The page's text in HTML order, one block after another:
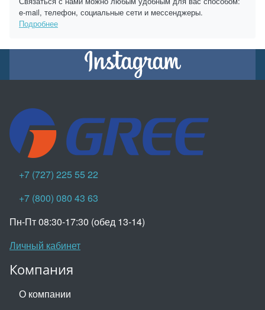
e-mail, телефон, социальные сети и мессенджеры.
Подробнее
+7 (727) 225 55 22
+7 (800) 080 43 63
Пн-Пт 08:30-17:30 (обед 13-14)
Личный кабинет
Компания
О компании